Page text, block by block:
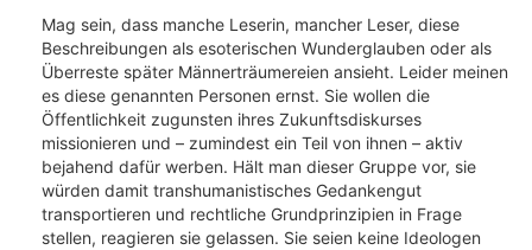
Mag sein, dass manche Leserin, mancher Leser, diese
Beschreibungen als esoterischen Wunderglauben oder als
Überreste später Männerträumereien ansieht. Leider meinen
es diese genannten Personen ernst. Sie wollen die
Öffentlichkeit zugunsten ihres Zukunftsdiskurses
missionieren und – zumindest ein Teil von ihnen – aktiv
bejahend dafür werben. Hält man dieser Gruppe vor, sie
würden damit transhumanistisches Gedankengut
transportieren und rechtliche Grundprinzipien in Frage
stellen, reagieren sie gelassen. Sie seien keine Ideologen